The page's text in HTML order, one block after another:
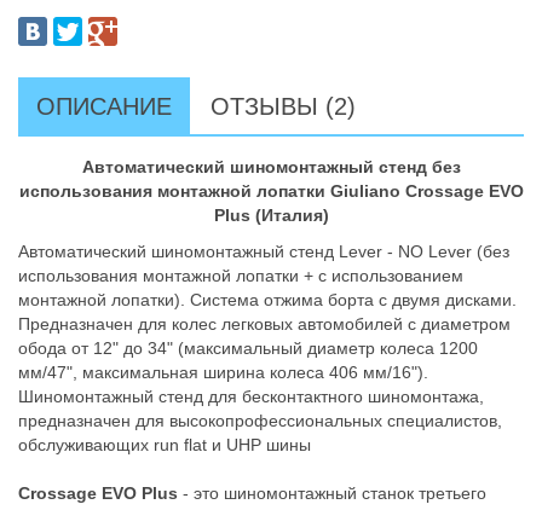
ОПИСАНИЕ ОТЗЫВЫ (2)
Автоматический шиномонтажный стенд без
использования монтажной лопатки Giuliano Crossage EVO
Plus (Италия)
Автоматический шиномонтажный стенд Lever - NO Lever (без
использования монтажной лопатки + с использованием
монтажной лопатки). Система отжима борта с двумя дисками.
Предназначен для колес легковых автомобилей с диаметром
обода от 12" до 34" (максимальный диаметр колеса 1200
мм/47", максимальная ширина колеса 406 мм/16").
Шиномонтажный стенд для бесконтактного шиномонтажа,
предназначен для высокопрофессиональных специалистов,
обслуживающих run flat и UHP шины
Crossage EVO Plus - это шиномонтажный станок третьего